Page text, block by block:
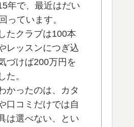
年で、最近はだい
っています。
たクラブは100本
レッスンにつぎ込
づけば200万円を
た。
かったのは、カタ
口コミだけでは自
は選べない、とい